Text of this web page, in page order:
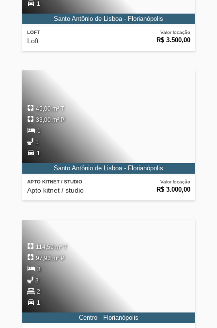
LOFT
Loft
Valor locação
R$ 3.500,00
1
Santo Antônio de Lisboa - Florianópolis
APTO KITNET / STUDIO
Apto kitnet / studio
Valor locação
R$ 3.000,00
45,00 m² T
33,00 m² P
1
1
1
Santo Antônio de Lisboa - Florianópolis
114,59 m² T
97,93 m² P
3
3
2
1
Centro - Florianópolis